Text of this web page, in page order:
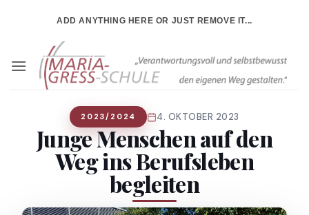
ADD ANYTHING HERE OR JUST REMOVE IT...
2023/2024 4. OKTOBER 2023
Junge Menschen auf den
Weg ins Berufsleben
begleiten